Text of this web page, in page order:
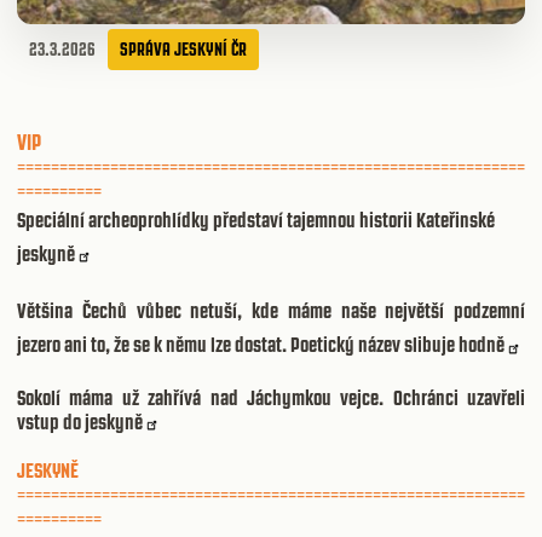
23.3.2026 SPRÁVA JESKYNÍ ČR
VIP
============================================================
==========
Speciální archeoprohlídky představí tajemnou historii Kateřinské
jeskyně
Většina Čechů vůbec netuší, kde máme naše největší podzemní
jezero ani to, že se k němu lze dostat. Poetický název slibuje hodně
Sokolí máma už zahřívá nad Jáchymkou vejce. Ochránci uzavřeli
vstup do jeskyně
JESKYNĚ
============================================================
==========